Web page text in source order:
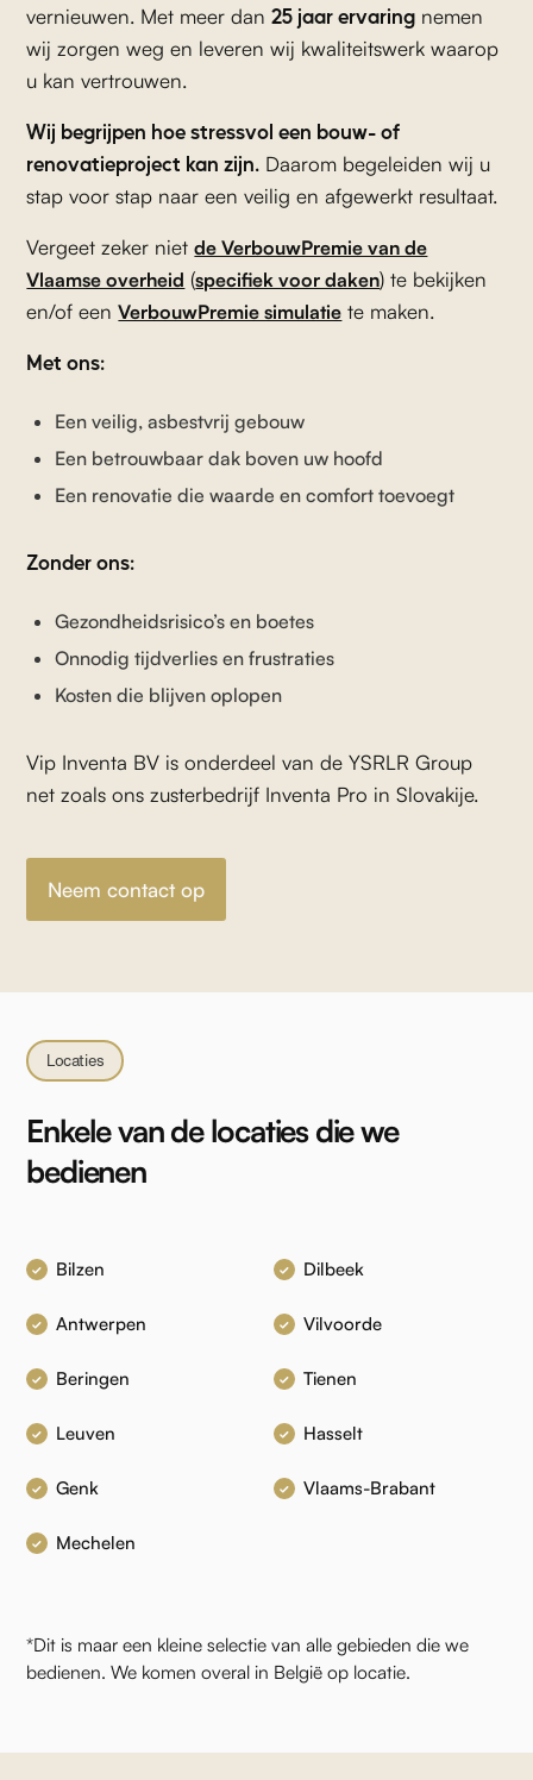
vernieuwen. Met meer dan25 jaar ervaring nemen
wij zorgen weg en leveren wij kwaliteitswerk waarop
u kan vertrouwen.
Wij begrijpen hoe stressvol een bouw- of
renovatieproject kan zijn. Daarom begeleiden wij u
stap voor stap naar een veilig en afgewerkt resultaat.
Vergeet zeker nietde VerbouwPremie van de
Vlaamse overheid (specifiek voor daken) te bekijken
en/of eenVerbouwPremie simulatie te maken.
Met ons:
Een veilig, asbestvrij gebouw
Een betrouwbaar dak boven uw hoofd
Een renovatie die waarde en comfort toevoegt
Zonder ons:
Gezondheidsrisico’s en boetes
Onnodig tijdverlies en frustraties
Kosten die blijven oplopen
Vip Inventa BV is onderdeel van de YSRLR Group
net zoals ons zusterbedrijf Inventa Pro in Slovakije.
Neem contact op
Locaties
Enkele van de locaties die we
bedienen
Bilzen Dilbeek
Antwerpen Vilvoorde
Beringen Tienen
Leuven Hasselt
Genk Vlaams-Brabant
Mechelen
*Dit is maar een kleine selectie van alle gebieden die we
bedienen. We komen overal in België op locatie.